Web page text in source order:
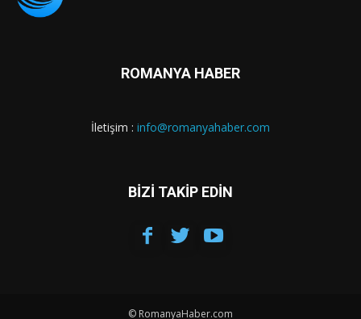
ROMANYA HABER
İletişim : info@romanyahaber.com
BİZİ TAKİP EDİN
© RomanyaHaber.com